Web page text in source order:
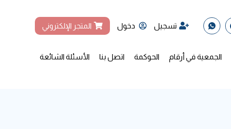
تسجيل دخول المتجر الإلكتروني
الجمعية في أرقام الحوكمة اتصل بنا الأسئلة الشائعة